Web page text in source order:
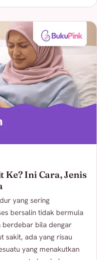
Ke? Ini Cara, Jenis
yang sering
bersalin tidak bermula
berdebar bila dengar
sakit, ada yang risau
yang menakutkan